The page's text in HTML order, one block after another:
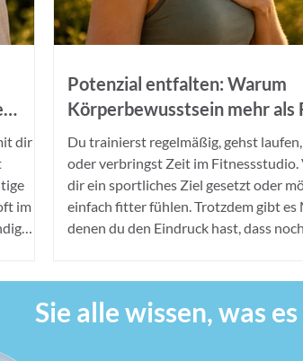
dir
im
mehr,
Potenzial entfalten: Warum
Körperbewusstsein mehr als
bedeutet
Du trainierst regelmäßig, gehst
oder verbringst Zeit im Fitnessstudio.
dir ein sportliches Ziel gesetzt oder
einfach fitter fühlen. Trotzdem gibt es
denen du den Eindruck hast, dass
beginnt eine spannende Frage: Reicht
Sie alle wissen, was